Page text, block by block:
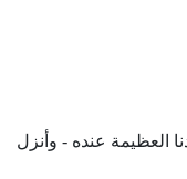
العظيمة عنده - وأنزل